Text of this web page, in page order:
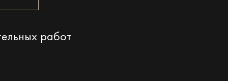
работ